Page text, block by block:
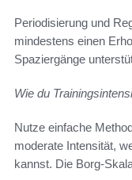
Periodisierung und
mindestens einen
Spaziergänge
Wie du
Nutze einfache
moderate Intensität,
kannst. Die Borg-